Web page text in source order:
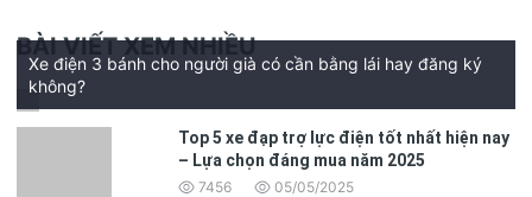
BÀI VIẾT XEM NHIỀU
Xe điện 3 bánh cho người già có cần bằng lái hay đăng ký
không?
Top 5 xe đạp trợ lực điện tốt nhất hiện nay
– Lựa chọn đáng mua năm 2025
7456 05/05/2025